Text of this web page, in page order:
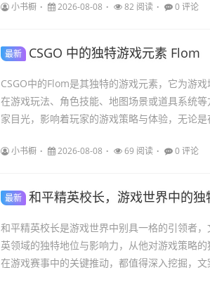
小书橱 2026-08-08 82 阅读 0 评论
最新 CSGO 中的独特游戏元素 Flom
CSGO中的Flom是其独特的游戏元素，它为游
在游戏玩法、角色技能、地图场景或道具系统
家目光，影响着玩家的游戏策略与体验，无论
小书橱 2026-08-08 69 阅读 0 评论
最新 和平精英校长，游戏世界中的独
和平精英校长是游戏世界中别具一格的引领者
英领域的独特地位与影响力，从他对游戏策略
在游戏赛事中的关键推动，都值得深入挖掘，